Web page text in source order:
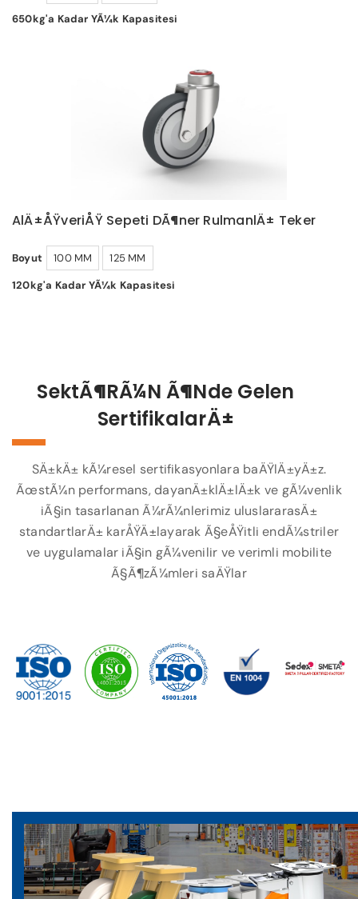
650kg'a Kadar YÃ¼k Kapasitesi
AlÄ±ÅŸveriÅŸ Sepeti DÃ¶ner RulmanlÄ± Teker
Boyut 100 MM
125 MM
120kg'a Kadar YÃ¼k Kapasitesi
SektÃ¶rÃ¼n Ã¶nde Gelen
SertifikalarÄ±
SÄ±kÄ± kÃ¼resel sertifikasyonlara baÄŸlÄ±yÄ±z.
ÃœstÃ¼n performans, dayanÄ±klÄ±lÄ±k ve gÃ¼venlik
iÃ§in tasarlanan Ã¼rÃ¼nlerimiz uluslararasÄ±
standartlarÄ± karÅŸÄ±layarak Ã§eÅŸitli endÃ¼striler
ve uygulamalar iÃ§in gÃ¼venilir ve verimli mobilite
Ã§Ã¶zÃ¼mleri saÄŸlar